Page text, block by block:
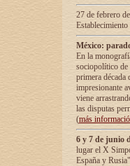
27 de febrero
México:
En la
sociopolítico de
primera década
impresionante
viene
las disputas
(más
6 y 7 de junio
lugar el X
España y